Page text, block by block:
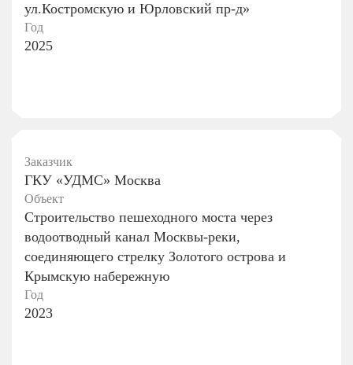
ул.Костромскую и Юрловский пр-д»
Год
2025
Заказчик
ГКУ «УДМС» Москва
Объект
Строительство пешеходного моста через
водоотводный канал Москвы-реки,
соединяющего стрелку Золотого острова и
Крымскую набережную
Год
2023